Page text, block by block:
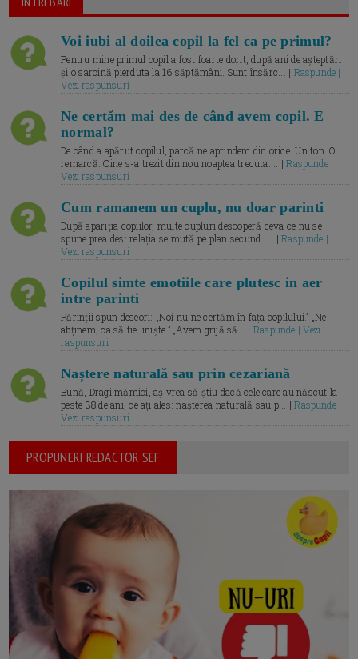
Voi iubi al doilea copil la fel ca pe primul?
Pentru mine primul copil a fost foarte dorit, după ani de așteptări
și o sarcină pierduta la 16 săptămâni. Sunt însărc... | Raspunde |
Vezi raspunsuri
Ne certăm mai des de când avem copil. E
normal?
De când a apărut copilul, parcă ne aprindem din orice. Un ton. O
remarcă. Cine s-a trezit din nou noaptea trecuta.... |Raspunde |
Vezi raspunsuri
Cum ramanem un cuplu, nu doar parinti
După apariția copiilor, multe cupluri descoperă ceva ce nu se
spune prea des: relația se mută pe plan secund. ... |Raspunde |
Vezi raspunsuri
Copilul simte emotiile care plutesc in aer
intre parinti
Părinții spun deseori: „Noi nu ne certăm în fața copilului.” „Ne
abținem, ca să fie liniște.” „Avem grijă să... | Raspunde | Vezi
raspunsuri
Naștere naturală sau prin cezariană
Bună, Dragi mămici, aș vrea să știu dacă cele care au născut la
peste 38 de ani, ce ați ales: nașterea naturală sau p... |Raspunde |
Vezi raspunsuri
PROPUNERI REDACTOR SEF